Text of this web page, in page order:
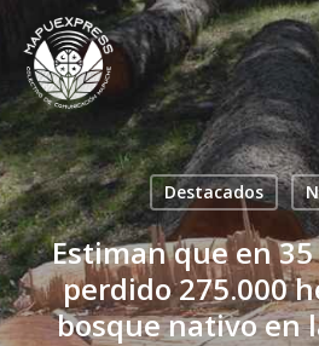
Skip
main
content
Destacados
Estiman que en
perdido 275.000
bosque nativo en